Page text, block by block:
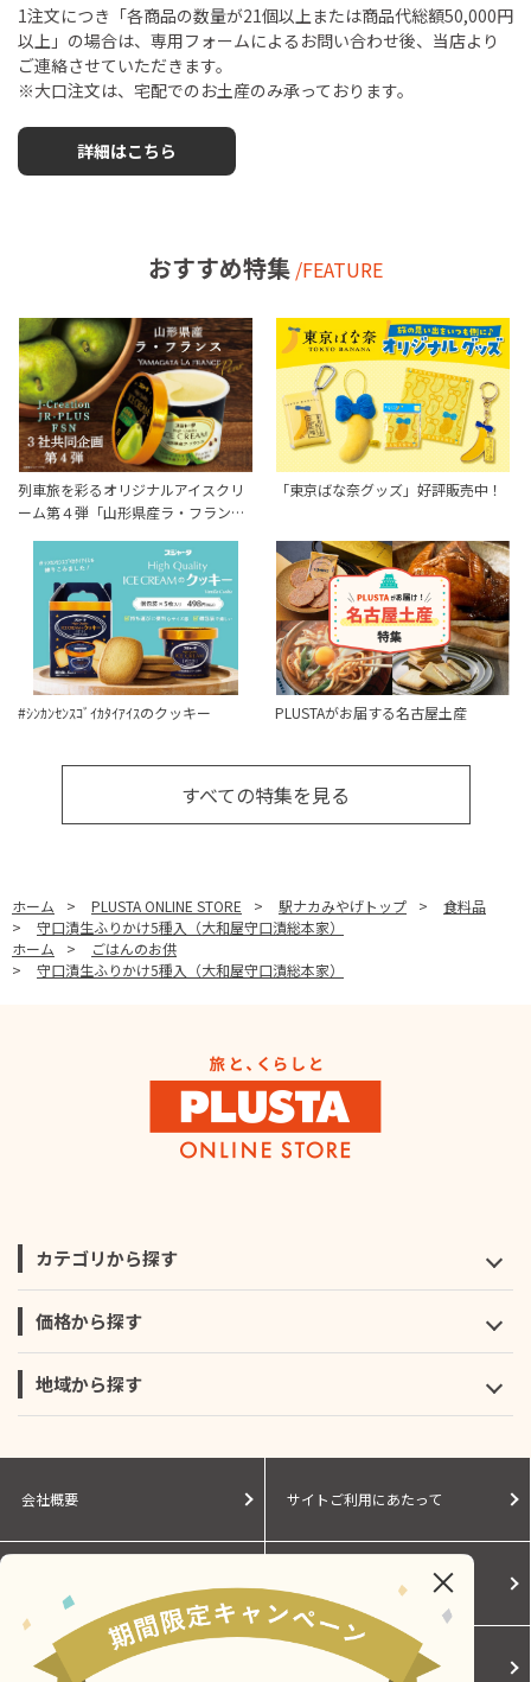
1注文につき「各商品の数量が21個以上または商品代総額50,000円
以上」の場合は、専用フォームによるお問い合わせ後、当店より
ご連絡させていただきます。
※大口注文は、宅配でのお土産のみ承っております。
詳細はこちら
おすすめ特集 /FEATURE
列車旅を彩るオリジナルアイスクリ
ーム第４弾「山形県産ラ・フラン…
「東京ばな奈グッズ」好評販売中！
#ｼﾝｶﾝｾﾝｽｺﾞｲｶﾀｲｱｲｽのクッキー PLUSTAがお届する名古屋土産
すべての特集を見る
ホーム > PLUSTA ONLINE STORE > 駅ナカみやげトップ >
食料品
>
守口漬生ふりかけ5種入（大和屋守口漬総本家）
ホーム
>
ごはんのお供
>
守口漬生ふりかけ5種入（大和屋守口漬総本家）
カテゴリから探す
価格から探す
地域から探す
会社概要 サイトご利用にあたって
Cookieポリシー ご利用規約